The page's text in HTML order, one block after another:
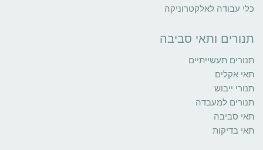
כלי עבודה לאלקטרוניקה
תנורים ותאי סביבה
תנורים תעשייתיים
תאי אקלים
תנורי ייבוש
תנורים למעבדה
תאי סביבה
תאי בדיקות